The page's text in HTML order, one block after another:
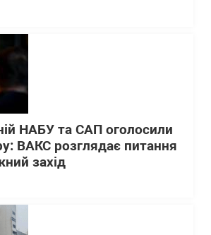
НАБУ та САП оголосили
ВАКС розглядає питання
захід